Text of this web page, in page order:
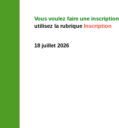
Vous voulez faire une inscription
utilisez la rubrique Inscription
18 juillet 2026